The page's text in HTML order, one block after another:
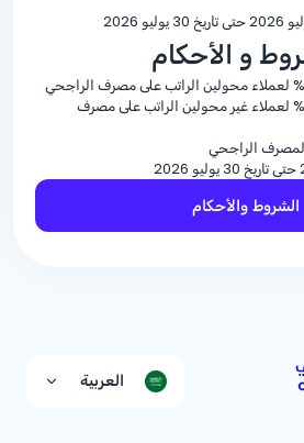
و الأحكام
لعملاء محولين الراتب على مصرف الراجحي
لعملاء غير محولين الراتب على مصرف
لمصرف الراجحي
الشروط والأحكام
العربية